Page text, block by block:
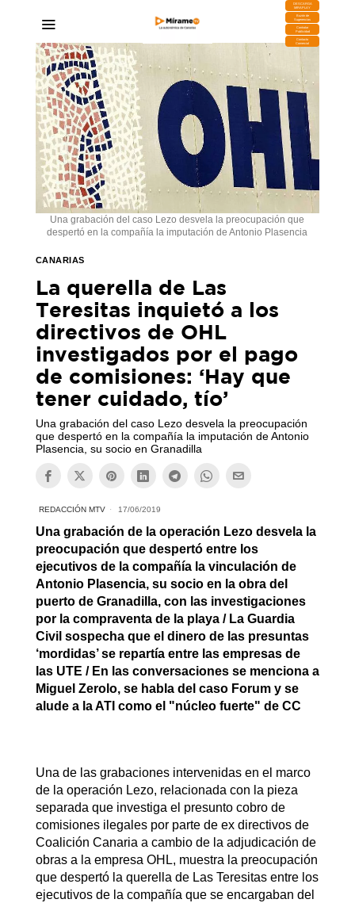
DESCARGA
MIRAPLAY
Buzón de
Sugerencias
Contratar
Publicidad
Contacto
Comercial
Una grabación del caso Lezo desvela la preocupación que
despertó en la compañía la imputación de Antonio Plasencia
CANARIAS
La querella de Las
Teresitas inquietó a los
directivos de OHL
investigados por el pago
de comisiones: ‘Hay que
tener cuidado, tío’
Una grabación del caso Lezo desvela la preocupación
que despertó en la compañía la imputación de Antonio
Plasencia, su socio en Granadilla
REDACCIÓN MTV 17/06/2019
Una grabación de la operación Lezo desvela la
preocupación que despertó entre los
ejecutivos de la compañía la vinculación de
Antonio Plasencia, su socio en la obra del
puerto de Granadilla, con las investigaciones
por la compraventa de la playa / La Guardia
Civil sospecha que el dinero de las presuntas
‘mordidas’ se repartía entre las empresas de
las UTE / En las conversaciones se menciona a
Miguel Zerolo, se habla del caso Forum y se
alude a la ATI como el "núcleo fuerte" de CC
Una de las grabaciones intervenidas en el marco
de la operación Lezo, relacionada con la pieza
separada que investiga el presunto cobro de
comisiones ilegales por parte de ex directivos de
Coalición Canaria a cambio de la adjudicación de
obras a la empresa OHL, muestra la preocupación
que despertó la querella de Las Teresitas entre los
ejecutivos de la compañía que se encargaban del